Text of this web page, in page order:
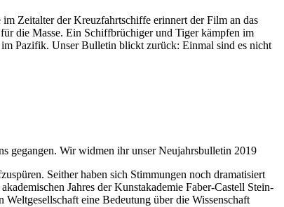
Zeitalter der Kreuzfahrtschiffe erinnert der Film an das
die Masse. Ein Schiffbrüchiger und Tiger kämpfen im
Pazifik. Unser Bulletin blickt zurück: Einmal sind es nicht
gegangen. Wir widmen ihr unser Neujahrsbulletin 2019
Seither haben sich Stimmungen noch dramatisiert
Jahres der Kunstakademie Faber-Castell Stein-
eine Bedeutung über die Wissenschaft